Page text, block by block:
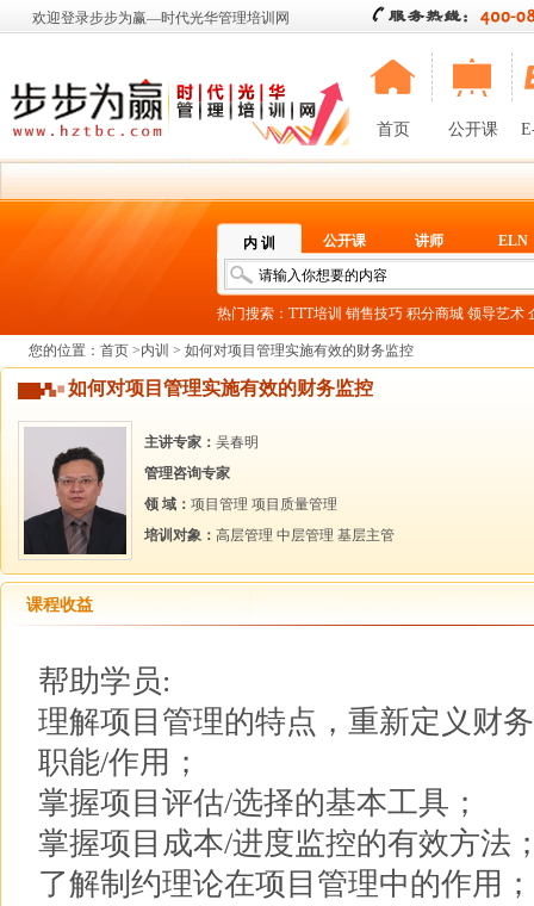
欢迎登录步步为赢—时代光华管理培训网
首页 公开课
内 训 公开课 讲师 ELN
热门搜索： TTT培训 销售技巧 积分商城 领导艺术
您的位置： 首页 >内训 > 如何对项目管理实施有效的财务监控
如何对项目管理实施有效的财务监控
主讲专家： 吴春明
管理咨询专家
领 域： 项目管理 项目质量管理
培训对象： 高层管理 中层管理 基层主管
课程收益
帮助学员:
理解项目管理的特点，重新定义财
职能/作用；
掌握项目评估/选择的基本工具；
掌握项目成本/进度监控的有效方法
了解制约理论在项目管理中的作用；